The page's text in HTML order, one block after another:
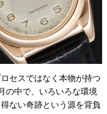
セスではなく本物が持つ
の中で、いろいろな環境
ない奇跡という源を背負